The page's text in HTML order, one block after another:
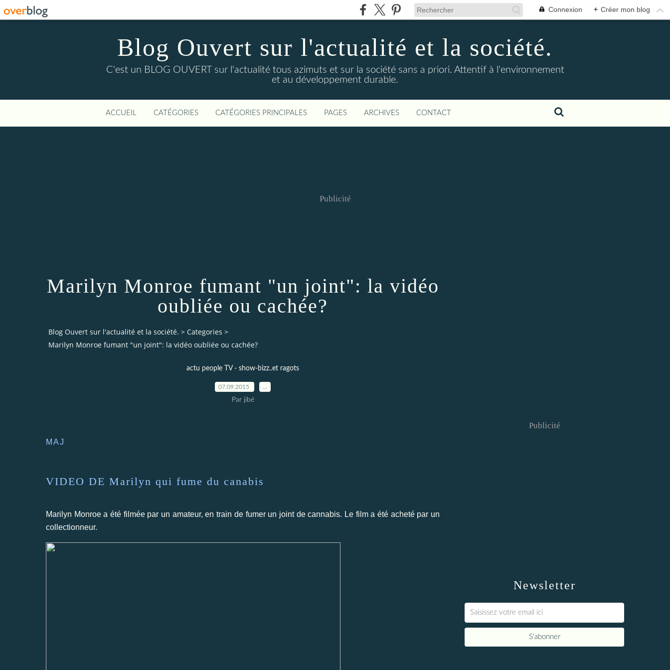
Connexion + Créer mon blog
Blog Ouvert sur l'actualité et la société.
C'est un BLOG OUVERT sur l'actualité tous azimuts et sur la société sans a priori. Attentif à l'environnement
et au développement durable.
ACCUEIL CATÉGORIES CATÉGORIES PRINCIPALES PAGES ARCHIVES CONTACT
Publicité
Marilyn Monroe fumant "un joint": la vidéo
oubliée ou cachée?
Blog Ouvert sur l'actualité et la société. > Categories >
Marilyn Monroe fumant "un joint": la vidéo oubliée ou cachée?
actu people TV - show-bizz..et ragots
07.09.2015
Par jibé
MAJ
VIDEO DE Marilyn qui fume du canabis
Marilyn Monroe a été filmée par un amateur, en train de fumer un joint de cannabis. Le film a été acheté par un
collectionneur.
Newsletter
Publicité